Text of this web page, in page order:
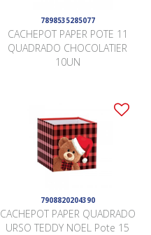
7898535285077
CACHEPOT PAPER POTE 11
QUADRADO CHOCOLATIER
10UN
7908820204390
CACHEPOT PAPER QUADRADO
URSO TEDDY NOEL Pote 15